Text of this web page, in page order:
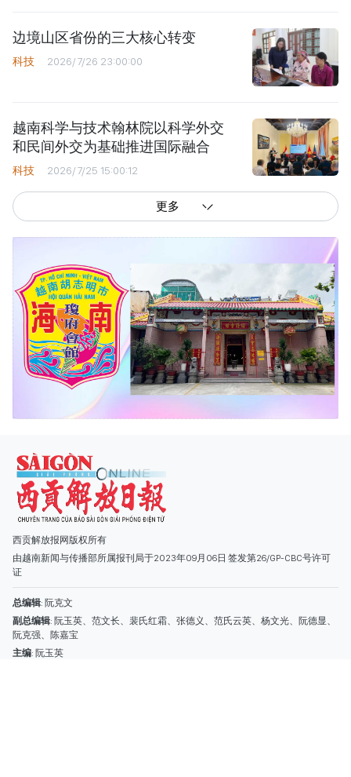
边境山区省份的三大核心转变
科技 2026/7/26 23:00:00
越南科学与技术翰林院以科学外交
和民间外交为基础推进国际融合
科技 2026/7/25 15:00:12
更多
西贡解放报网版权所有
由越南新闻与传播部所属报刊局于2023年09月06日 签发第26/GP-CBC号许可
副总编辑: 阮玉英、范文长、裴氏红霜、张德义、范氏云英、杨文光、阮德显、
阮克强、陈嘉宝
主编: 阮玉英
社址: 胡志明市棋盘坊阮氏明开街432-434号
总台: (028) 39294091 - 转 060
热线: 096.558.1888
编辑部: (028) 39294092 - 转 060
电子信箱
广告部
(028) 38334185
quangcaohoavan09@gmail.com;